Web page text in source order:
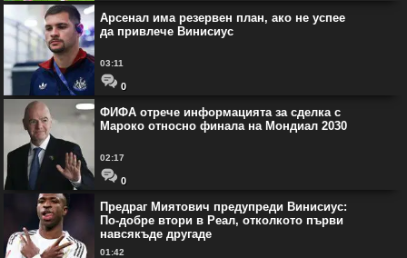
Арсенал има резервен план, ако не успее
да привлече Винисиус
03:11
0
ФИФА отрече информацията за сделка с
Мароко относно финала на Мондиал 2030
02:17
0
Предраг Миятович предупреди Винисиус:
По-добре втори в Реал, отколкото първи
навсякъде другаде
01:42